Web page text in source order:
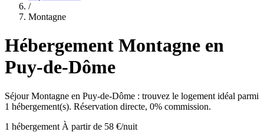
/
Montagne
Hébergement Montagne en
Puy-de-Dôme
Séjour Montagne en Puy-de-Dôme : trouvez le logement idéal parmi
1 hébergement(s). Réservation directe, 0% commission.
1 hébergement À partir de 58 €/nuit